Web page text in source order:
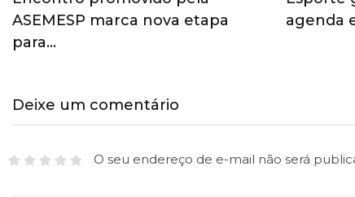
ASEMESP marca nova etapa
para…
agenda
Deixe um comentário
O seu endereço de e-mail não será